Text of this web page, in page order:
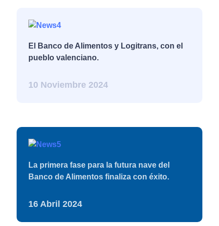
El Banco de Alimentos y Logitrans, con el
pueblo valenciano.
10 Noviembre 2024
La primera fase para la futura nave del
Banco de Alimentos finaliza con éxito.
16 Abril 2024